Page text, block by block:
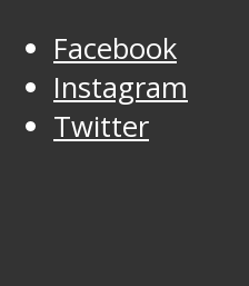
Facebook
Instagram
Twitter